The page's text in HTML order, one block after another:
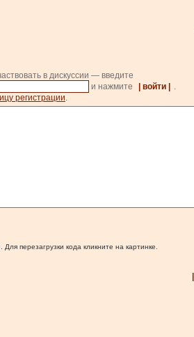
в дискуссии — введите
и нажмите | войти |
.
регистрации.
перезагрузки кода кликните на картинке.